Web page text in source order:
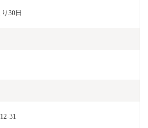
30日
31